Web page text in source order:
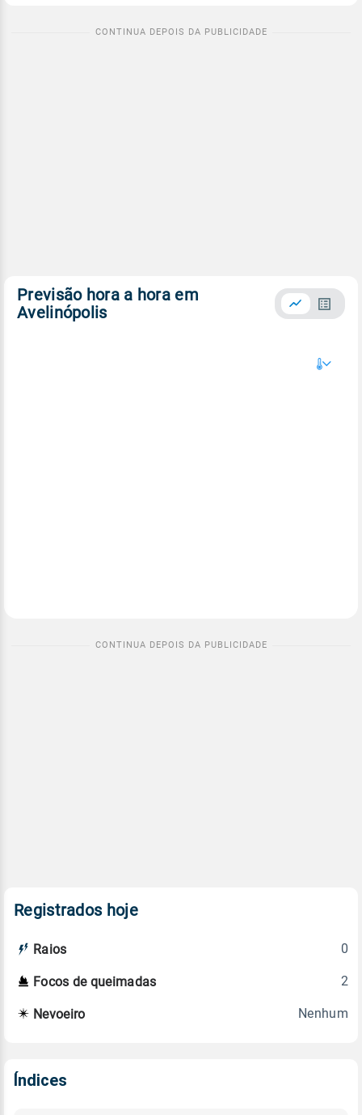
Previsão hora a hora em
Avelinópolis
Registrados hoje
Raios 0
Focos de queimadas 2
Nevoeiro Nenhum
Índices